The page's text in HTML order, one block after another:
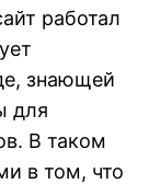
работал
знающей
для
В таком
в том, что